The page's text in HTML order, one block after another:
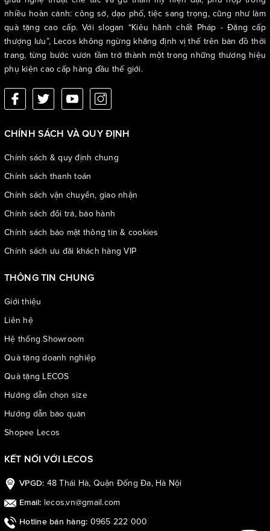
Bề mặt da được hoàn thiện kỹ lưỡng với sắc độ nam tính, sang
trọng, dễ phối cùng đa dạng phong cách trang phục – từ công
nhiều hoàn cảnh: công sở, dạo phố, tiệc sang trọng, cũng như làm
quà tặng cao cấp. Với slogan “Kiêu hãnh chất Pháp - Đẳng cấp
thượng lưu”, Lecos không ngừng khẳng định vị thế trên bản đồ thời
trang, từng bước vươn tầm trở thành một trong những thương hiệu
phụ kiện cao cấp hàng đầu thế giới.
CHÍNH SÁCH VÀ QUY ĐỊNH
Chính sách & quy định chung
Chính sách thanh toán
Chính sách vận chuyển, giao nhận
Chính sách đổi trả, bảo hành
Chính sách bảo mật thông tin & cookies
Chính sách ưu đãi khách hàng VIP
THÔNG TIN CHUNG
Giới thiệu
Liên hệ
Hệ thống Showroom
Quà tặng doanh nghiệp
Quà tặng LECOS
Hướng dẫn chọn size
Hướng dẫn bảo quản
Shopee Lecos
KẾT NỐI VỚI LECOS
VPGD: 48 Thái Hà, Quận Đống Đa, Hà Nội
Email: lecos.vn@gmail.com
Hotline bán hàng: 0965 222 000